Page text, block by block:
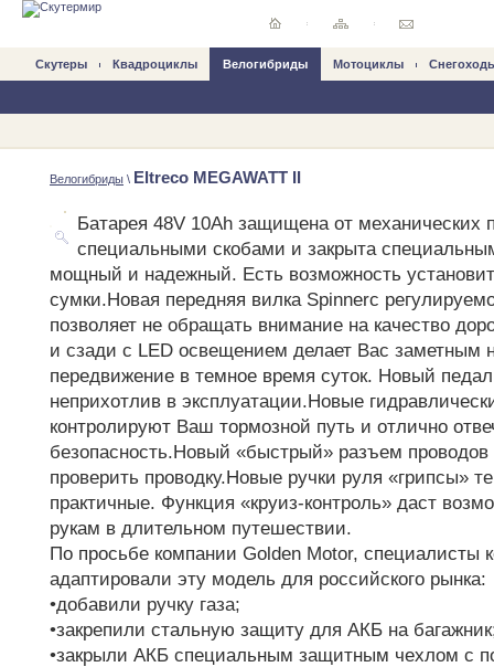
Скутеры Квадроциклы Велогибриды Mотоциклы
Велогибриды \ Eltreco MEGAWATT II
Батарея 48V 10Ah защищена от механических
специальными скобами и закрыта
мощный и надежный. Есть возможность
сумки.Новая передняя вилка Spinnerс
позволяет не обращать внимание на качество
и сзади с LED освещением делает Вас заметным
передвижение в темное время суток. Новый
неприхотлив в эксплуатации.Новые
контролируют Ваш тормозной путь и отлично
безопасность.Новый «быстрый» разъем проводов
проверить проводку.Новые ручки руля «грипсы»
практичные. Функция «круиз-контроль» даст
рукам в длительном путешествии.
По просьбе компании Golden Motor, специалисты
адаптировали эту модель для российского рынка:
•добавили ручку газа;
•закрепили стальную защиту для АКБ на
•закрыли АКБ специальным защитным чехлом с